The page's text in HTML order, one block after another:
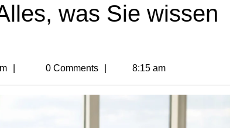
was Sie wissen
billionvalues2@gmail.com
0 Comments 8:15 am